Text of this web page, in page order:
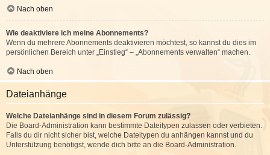
Nach oben
Wie deaktiviere ich meine Abonnements?
Wenn du mehrere Abonnements deaktivieren möchtest, so kannst du dies im
persönlichen Bereich unter „Einstieg“ – „Abonnements verwalten“ machen.
Nach oben
Dateianhänge
Welche Dateianhänge sind in diesem Forum zulässig?
Die Board-Administration kann bestimmte Dateitypen zulassen oder verbieten.
Falls du dir nicht sicher bist, welche Dateitypen du anhängen kannst und du
Unterstützung benötigst, wende dich bitte an die Board-Administration.